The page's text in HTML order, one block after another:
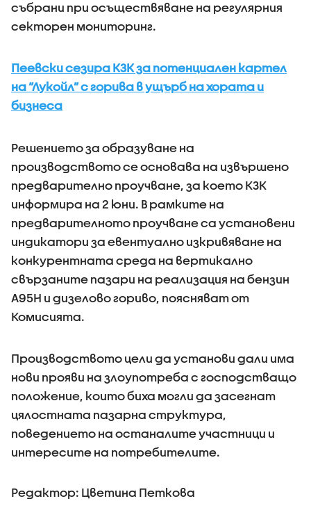
събрани при осъществяване на регулярния
секторен мониторинг.
Пеевски сезира КЗК за потенциален картел
на “Лукойл” с горива в ущърб на хората и
бизнеса
Решението за образуване на
производството се основава на извършено
предварително проучване, за което КЗК
информира на 2 юни. В рамките на
предварителното проучване са установени
индикатори за евентуално изкривяване на
конкурентната среда на вертикално
свързаните пазари на реализация на бензин
А95Н и дизелово гориво, поясняват от
Комисията.
Производството цели да установи дали има
нови прояви на злоупотреба с господстващо
положение, които биха могли да засегнат
цялостната пазарна структура,
поведението на останалите участници и
интересите на потребителите.
Редактор: Цветина Петкова